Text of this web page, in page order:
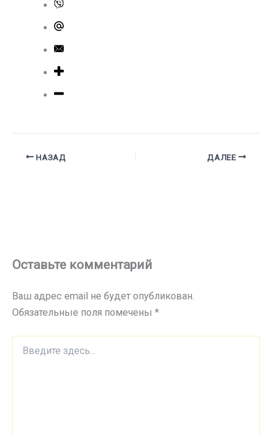
НАЗАД ДАЛЕЕ
Оставьте комментарий
Ваш адрес email не будет опубликован.
Обязательные поля помечены *
здесь...